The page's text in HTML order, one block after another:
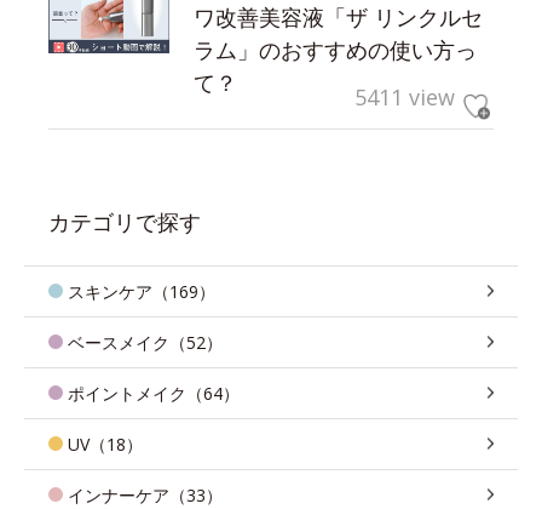
ワ改善美容液「ザ リンクルセ
ラム」のおすすめの使い方っ
て？
5411 view
カテゴリで探す
スキンケア（169）
ベースメイク（52）
ポイントメイク（64）
UV（18）
インナーケア（33）